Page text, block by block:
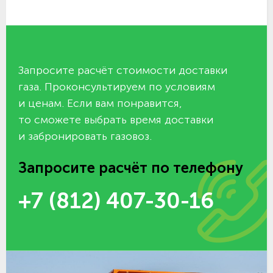
Запросите расчёт стоимости доставки
газа. Проконсультируем по условиям
и ценам. Если вам понравится,
то сможете выбрать время доставки
и забронировать газовоз.
Запросите расчёт по телефону
+7 (812) 407-30-16